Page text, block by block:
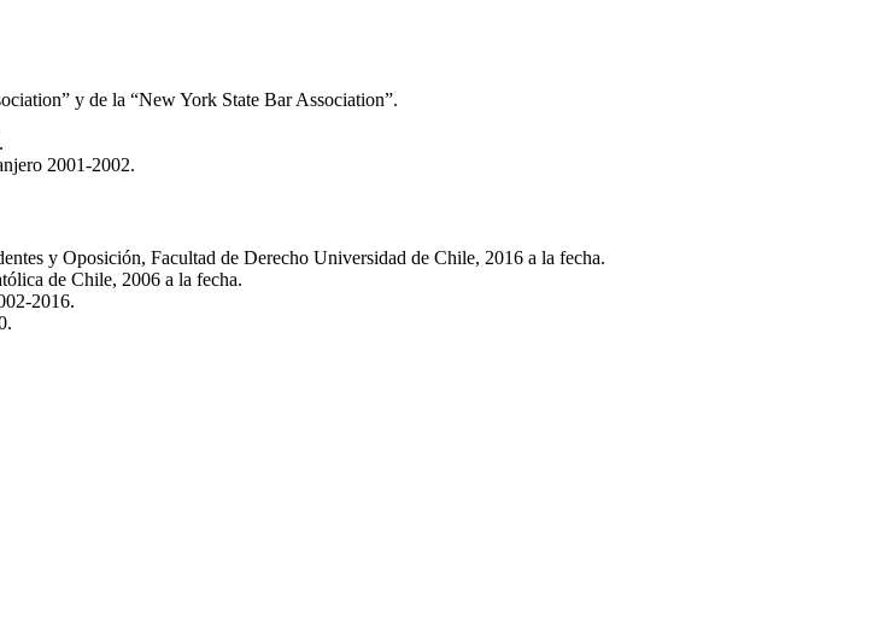
y de la “New York State Bar Association”.
2001-2002.
y Oposición, Facultad de Derecho Universidad de Chile, 2016 a la fecha.
de Chile, 2006 a la fecha.
2016.